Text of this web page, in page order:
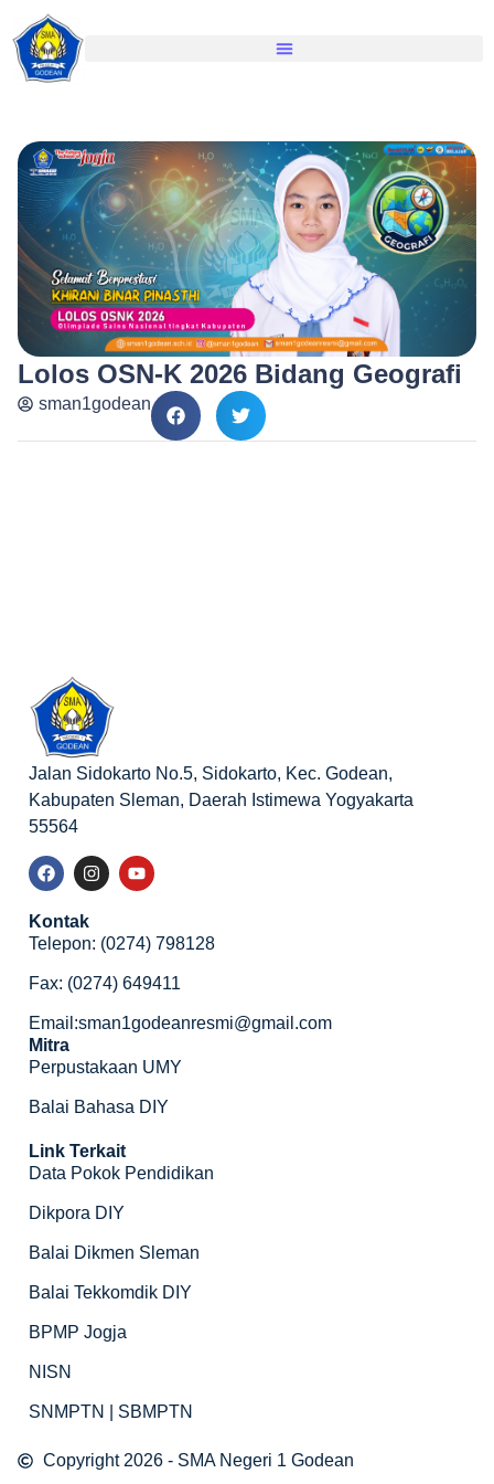
Lolos OSN-K 2026 Bidang Geografi
sman1godean
Jalan Sidokarto No.5, Sidokarto, Kec. Godean,
Kabupaten Sleman, Daerah Istimewa Yogyakarta
55564
Kontak
Telepon: (0274) 798128
Fax: (0274) 649411
Email:sman1godeanresmi@gmail.com
Mitra
Perpustakaan UMY
Balai Bahasa DIY
Link Terkait
Data Pokok Pendidikan
Dikpora DIY
Balai Dikmen Sleman
Balai Tekkomdik DIY
BPMP Jogja
NISN
SNMPTN | SBMPTN
Copyright 2026 - SMA Negeri 1 Godean